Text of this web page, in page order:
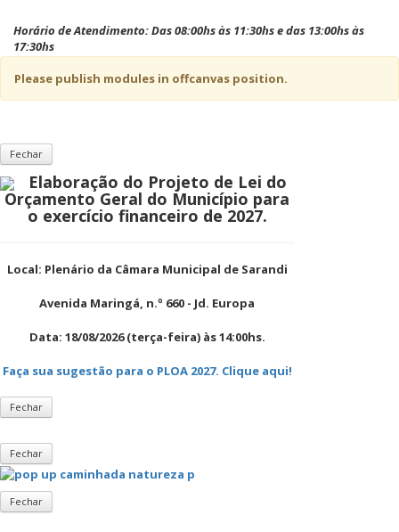
Horário de Atendimento: Das 08:00hs às 11:30hs e das 13:00hs às
17:30hs
Please publish modules in offcanvas position.
Fechar
Elaboração do Projeto de Lei do
Orçamento Geral do Município para
o exercício financeiro de 2027.
Local: Plenário da Câmara Municipal de Sarandi
Avenida Maringá, n.º 660 - Jd. Europa
Data: 18/08/2026 (terça-feira) às 14:00hs.
Faça sua sugestão para o PLOA 2027. Clique aqui!
Fechar
Fechar
Fechar